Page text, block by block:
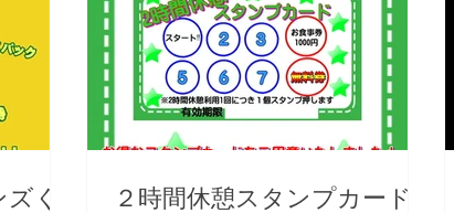
く
２時間休憩スタンプカード